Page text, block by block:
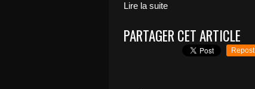
Lire la suite
PARTAGER CET ARTICLE
Repost